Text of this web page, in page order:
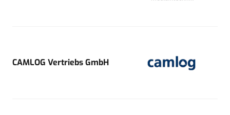
CAMLOG Vertriebs GmbH